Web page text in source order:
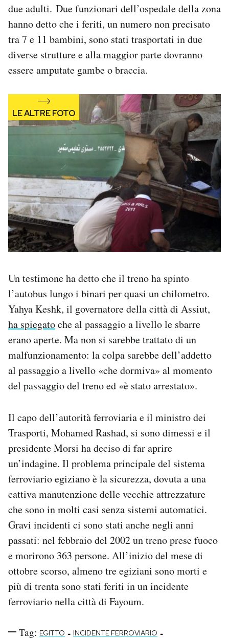
due adulti. Due funzionari dell’ospedale della zona
hanno detto che i feriti, un numero non precisato
tra 7 e 11 bambini, sono stati trasportati in due
diverse strutture e alla maggior parte dovranno
essere amputate gambe o braccia.
Un testimone ha detto che il treno ha spinto
l’autobus lungo i binari per quasi un chilometro.
Yahya Keshk, il governatore della città di Assiut,
ha spiegatoche al passaggio a livello le sbarre
erano aperte. Ma non si sarebbe trattato di un
malfunzionamento: la colpa sarebbe dell’addetto
al passaggio a livello «che dormiva» al momento
del passaggio del treno ed «è stato arrestato».
Il capo dell’autorità ferroviaria e il ministro dei
Trasporti, Mohamed Rashad, si sono dimessi e il
presidente Morsi ha deciso di far aprire
un’indagine. Il problema principale del sistema
ferroviario egiziano è la sicurezza, dovuta a una
cattiva manutenzione delle vecchie attrezzature
che sono in molti casi senza sistemi automatici.
Gravi incidenti ci sono stati anche negli anni
passati: nel febbraio del 2002 un treno prese fuoco
e morirono 363 persone. All’inizio del mese di
ottobre scorso, almeno tre egiziani sono morti e
più di trenta sono stati feriti in un incidente
ferroviario nella città di Fayoum.
Tag: EGITTO - INCIDENTE FERROVIARIO -